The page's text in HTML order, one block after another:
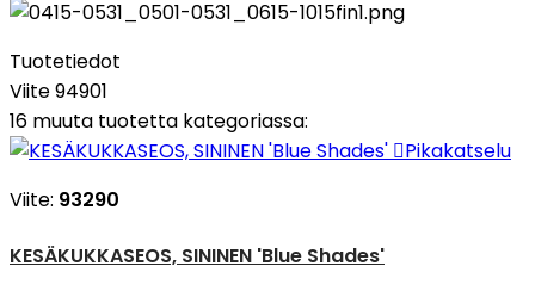
Tuotetiedot
Viite94901
16 muuta tuotetta kategoriassa:
Pikakatselu
Viite: 93290
KESÄKUKKASEOS, SININEN 'Blue Shades'